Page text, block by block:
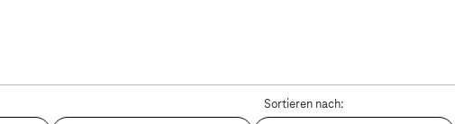
Sortieren nach: